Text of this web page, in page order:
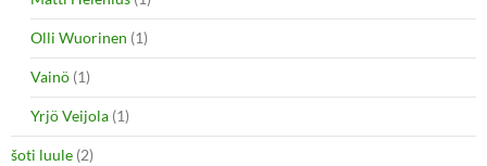
Olli Wuorinen (1)
Vainö (1)
Yrjö Veijola (1)
šoti luule (2)